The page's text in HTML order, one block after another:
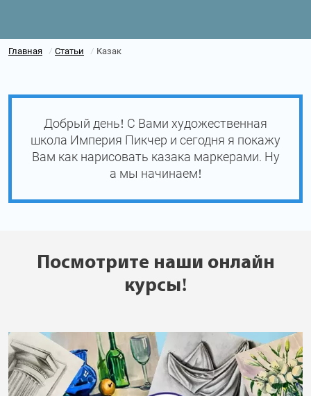
Главная / Статьи / Казак
Добрый день! С Вами художественная
школа Империя Пикчер и сегодня я покажу
Вам как нарисовать казака маркерами. Ну
а мы начинаем!
Посмотрите наши онлайн
курсы!